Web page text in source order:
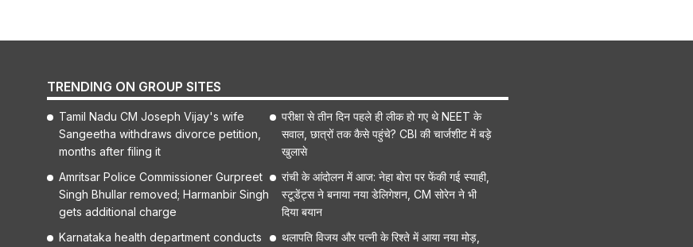
TRENDING ON GROUP SITES
Tamil Nadu CM Joseph Vijay's wife
Sangeetha withdraws divorce petition,
months after filing it
Amritsar Police Commissioner Gurpreet
Singh Bhullar removed; Harmanbir Singh
gets additional charge
Karnataka health department conducts
परीक्षा से तीन दिन पहले ही लीक हो गए थे NEET के
सवाल, छात्रों तक कैसे पहुंचे? CBI की चार्जशीट में बड़े
खुलासे
रांची के आंदोलन में आज: नेहा बोरा पर फेंकी गई स्याही,
स्टूडेंट्स ने बनाया नया डेलिगेशन, CM सोरेन ने भी
दिया बयान
थलापति विजय और पत्नी के रिश्ते में आया नया मोड़,